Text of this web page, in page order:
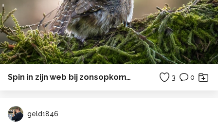
Spin in zijn web bij zonsopkomst. 3 0
geld1846